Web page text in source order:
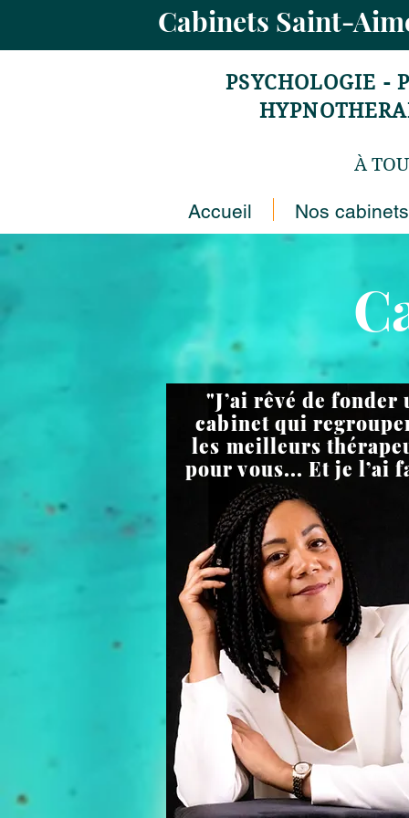
Cabinets Saint-
PSYCHOLOGIE -
À
Accueil Nos cabinets
"J’ai rêvé de fonder
cabinet qui
les meilleurs
pour vous... Et je l’ai